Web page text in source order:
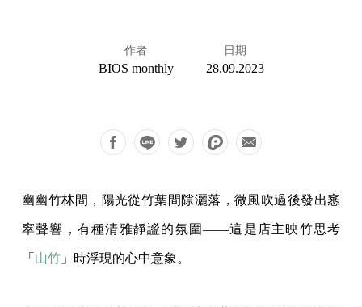
作者
BIOS monthly
日期
28.09.2023
幽幽竹林間，陽光從竹葉間隙灑落，微風吹過後發出窸
窣聲響，有種清雅靜謐的氛圍——這是店主映竹思考
「 山竹 」時浮現的心中意象。